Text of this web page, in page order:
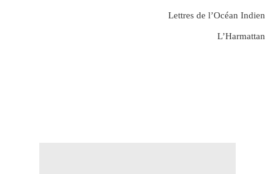
Lettres de l’Océan Indien
L’Harmattan